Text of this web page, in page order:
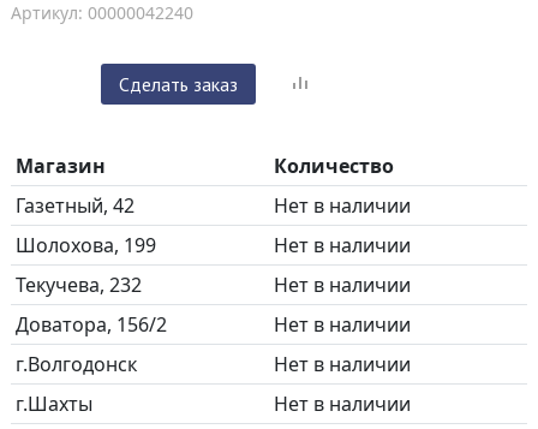
Артикул: 00000042240
Сделать заказ
Магазин
Количество
Газетный, 42
Нет в наличии
Шолохова, 199
Нет в наличии
Текучева, 232
Нет в наличии
Доватора, 156/2
Нет в наличии
г.Волгодонск
Нет в наличии
г.Шахты
Нет в наличии